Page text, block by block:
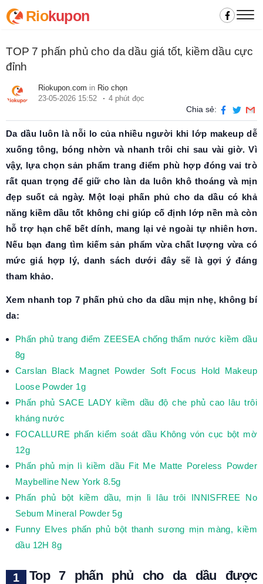
Riokupon
TOP 7 phấn phủ cho da dầu giá tốt, kiềm dầu cực
đỉnh
Riokupon.com in Rio chọn
23-05-2026 15:52
4 phút đọc
Chia sẻ:
Da dầu luôn là nỗi lo của nhiều người khi lớp makeup dễ
xuống tông, bóng nhờn và nhanh trôi chỉ sau vài giờ. Vì
vậy, lựa chọn sản phẩm trang điểm phù hợp đóng vai trò
rất quan trọng để giữ cho làn da luôn khô thoáng và mịn
đẹp suốt cả ngày. Một loại phấn phủ cho da dầu có khả
năng kiềm dầu tốt không chỉ giúp cố định lớp nền mà còn
hỗ trợ hạn chế bết dính, mang lại vẻ ngoài tự nhiên hơn.
Nếu bạn đang tìm kiếm sản phẩm vừa chất lượng vừa có
mức giá hợp lý, danh sách dưới đây sẽ là gợi ý đáng
tham khảo.
Xem nhanh top 7 phấn phủ cho da dầu mịn nhẹ, không bí
da:
Phấn phủ trang điểm ZEESEA chống thấm nước kiềm dầu
8g
Carslan Black Magnet Powder Soft Focus Hold Makeup
Loose Powder 1g
Phấn phủ SACE LADY kiềm dầu độ che phủ cao lâu trôi
kháng nước
FOCALLURE phấn kiểm soát dầu Không vón cục bột mờ
12g
Phấn phủ mịn lì kiềm dầu Fit Me Matte Poreless Powder
Maybelline New York 8.5g
Phấn phủ bột kiềm dầu, mịn lì lâu trôi INNISFREE No
Sebum Mineral Powder 5g
Funny Elves phấn phủ bột thanh sương mịn màng, kiềm
dầu 12H 8g
Top 7 phấn phủ cho da dầu được